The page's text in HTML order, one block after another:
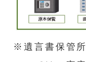
※遺言書保管